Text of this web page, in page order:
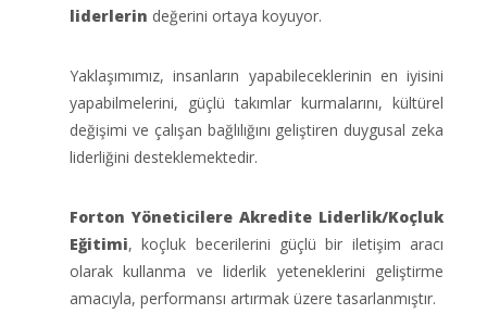
liderlerin değerini ortaya koyuyor.
Yaklaşımımız, insanların yapabileceklerinin en iyisini
yapabilmelerini, güçlü takımlar kurmalarını, kültürel
değişimi ve çalışan bağlılığını geliştiren duygusal zeka
liderliğini desteklemektedir.
Forton Yöneticilere Akredite Liderlik/Koçluk
Eğitimi, koçluk becerilerini güçlü bir iletişim aracı
olarak kullanma ve liderlik yeteneklerini geliştirme
amacıyla, performansı artırmak üzere tasarlanmıştır.